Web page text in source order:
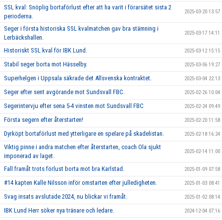
SSL kval: Snöplig bortaförlust efter att ha varit i förarsätet sista 2
perioderna.
2025-03-20 13:57
Seger i första historiska SSL kvalmatchen gav bra stämning i
Lerbäckshallen.
2025-03-17 14:11
Historiskt SSL kval för IBK Lund. 2025-03-12 15:15
Stabil seger borta mot Hässelby. 2025-03-06 19:27
Superhelgen i Uppsala säkrade det Allsvenska kontraktet. 2025-03-04 22:13
Seger efter sent avgörande mot Sundsvall FBC. 2025-02-26 10:04
Segerintervju efter sena 5-4 vinsten mot Sundsvall FBC 2025-02-24 09:49
Första segern efter återstarten! 2025-02-20 11:58
Dyrköpt bortaförlust med ytterligare en spelare på skadelistan. 2025-02-18 16:24
Viktig pinne i andra matchen efter återstarten, coach Ola sjukt
imponerad av laget.
2025-02-14 11:00
Fall framåt trots förlust borta mot bra Karlstad. 2025-01-09 07:58
#14 kapten Kalle Nilsson inför omstarten efter julledigheten. 2025-01-03 08:41
Svag insats avslutade 2024, nu blickar vi framåt. 2025-01-02 08:14
IBK Lund Herr söker nya tränare och ledare. 2024-12-04 07:16